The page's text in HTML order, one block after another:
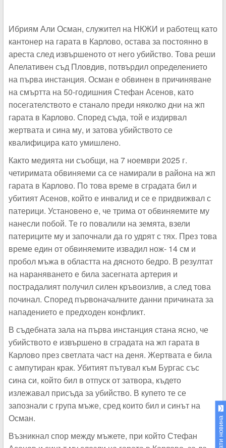
Ибриям Али Осман, служител на НКЖИ и работещ като
кантонер на гарата в Карлово, остава за постоянно в
ареста след извършеното от него убийство. Това реши
Апелативен съд Пловдив, потвърдил определението
на първа инстанция. Осман е обвинен в причиняване
на смъртта на 50-годишния Стефан Асенов, като
посегателството е станало преди няколко дни на жп
гарата в Карлово. Според съда, той е издирвал
жертвата и сина му, и затова убийството се
квалифицира като умишлено.
Както медията ни съобщи, на 7 ноември 2025 г.
четиримата обвиняеми са се намирали в района на жп
гарата в Карлово. По това време в сградата бил и
убитият Асенов, който е инвалид и се е придвижвал с
патерици. Установено е, че трима от обвиняемите му
нанесли побой. Те го повалили на земята, взели
патериците му и започнали да го удрят с тях. През това
време един от обвиняемите извадил нож- 14 см и
пробол мъжа в областта на дясното бедро. В резултат
на нараняването е била засегната артерия и
пострадалият получил силен кръвоизлив, а след това
починал. Според първоначалните данни причината за
нападението е предходен конфликт.
В съдебната зала на първа инстанция стана ясно, че
убийството е извършено в сградата на жп гарата в
Карлово през светлата част на деня. Жертвата е била
с ампутиран крак. Убитият пътувал към Бургас със
сина си, който бил в отпуск от затвора, където
излежавал присъда за убийство. В купето те се
запознали с група мъже, сред които бил и синът на
Осман.
Възникнал спор между мъжете, при който Стефан